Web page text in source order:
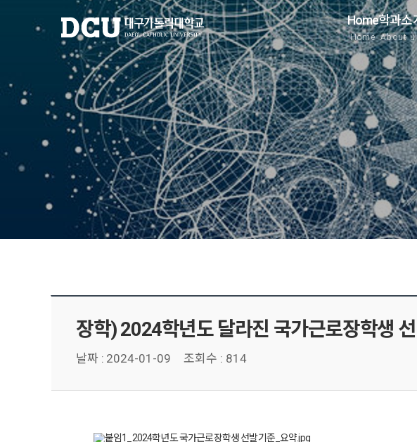
Home
Home
학과소
About
장학) 2024학년도 달라진 국가근로장학생
날짜 : 2024-01-09 조회수 : 814